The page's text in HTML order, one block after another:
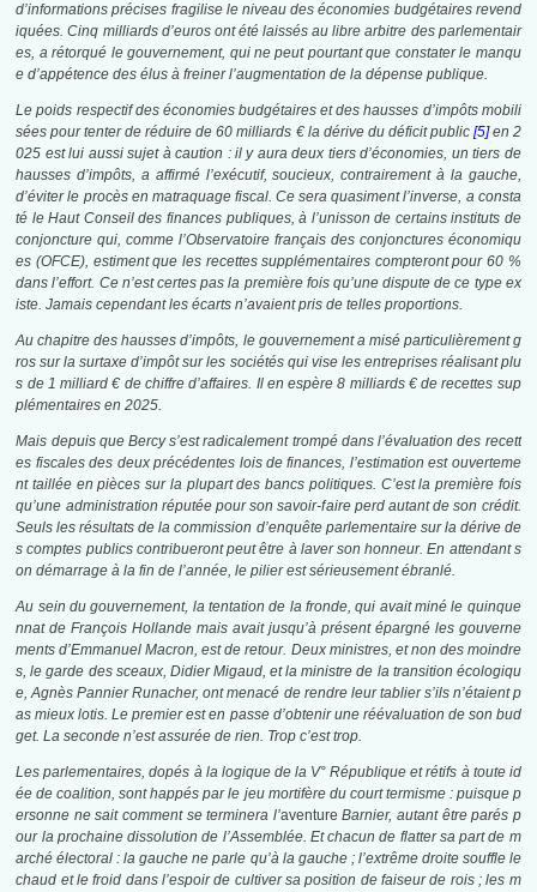
d’informations précises fragilise le niveau des économies budgétaires revend
iquées. Cinq milliards d’euros ont été laissés au libre arbitre des parlementair
es, a rétorqué le gouvernement, qui ne peut pourtant que constater le manqu
e d’appétence des élus à freiner l’augmentation de la dépense publique.
Le poids respectif des économies budgétaires et des hausses d’impôts mobili
sées pour tenter de réduire de 60 milliards € la dérive du déficit public [5]en 2
025 est lui aussi sujet à caution : il y aura deux tiers d’économies, un tiers de
hausses d’impôts, a affirmé l’exécutif, soucieux, contrairement à la gauche,
d’éviter le procès en matraquage fiscal. Ce sera quasiment l’inverse, a consta
té le Haut Conseil des finances publiques, à l’unisson de certains instituts de
conjoncture qui, comme l’Observatoire français des conjonctures économiqu
es (OFCE), estiment que les recettes supplémentaires compteront pour 60 %
dans l’effort. Ce n’est certes pas la première fois qu’une dispute de ce type ex
iste. Jamais cependant les écarts n’avaient pris de telles proportions.
Au chapitre des hausses d’impôts, le gouvernement a misé particulièrement g
ros sur la surtaxe d’impôt sur les sociétés qui vise les entreprises réalisant plu
s de 1 milliard € de chiffre d’affaires. Il en espère 8 milliards € de recettes sup
plémentaires en 2025.
Mais depuis que Bercy s’est radicalement trompé dans l’évaluation des recett
es fiscales des deux précédentes lois de finances, l’estimation est ouverteme
nt taillée en pièces sur la plupart des bancs politiques. C’est la première fois
qu’une administration réputée pour son savoir-faire perd autant de son crédit.
Seuls les résultats de la commission d’enquête parlementaire sur la dérive de
s comptes publics contribueront peut être à laver son honneur. En attendant s
on démarrage à la fin de l’année, le pilier est sérieusement ébranlé.
Au sein du gouvernement, la tentation de la fronde, qui avait miné le quinque
nnat de François Hollande mais avait jusqu’à présent épargné les gouverne
ments d’Emmanuel Macron, est de retour. Deux ministres, et non des moindre
s, le garde des sceaux, Didier Migaud, et la ministre de la transition écologiqu
e, Agnès Pannier Runacher, ont menacé de rendre leur tablier s’ils n’étaient p
as mieux lotis. Le premier est en passe d’obtenir une réévaluation de son bud
get. La seconde n’est assurée de rien. Trop c’est trop.
Les parlementaires, dopés à la logique de la V° République et rétifs à toute id
ée de coalition, sont happés par le jeu mortifère du court termisme : puisque p
ersonne ne sait comment se terminera l’aventure Barnier, autant être parés p
our la prochaine dissolution de l’Assemblée. Et chacun de flatter sa part de m
arché électoral : la gauche ne parle qu’à la gauche ; l’extrême droite souffle le
chaud et le froid dans l’espoir de cultiver sa position de faiseur de rois ; les m